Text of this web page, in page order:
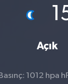
Açık
1012 hpa